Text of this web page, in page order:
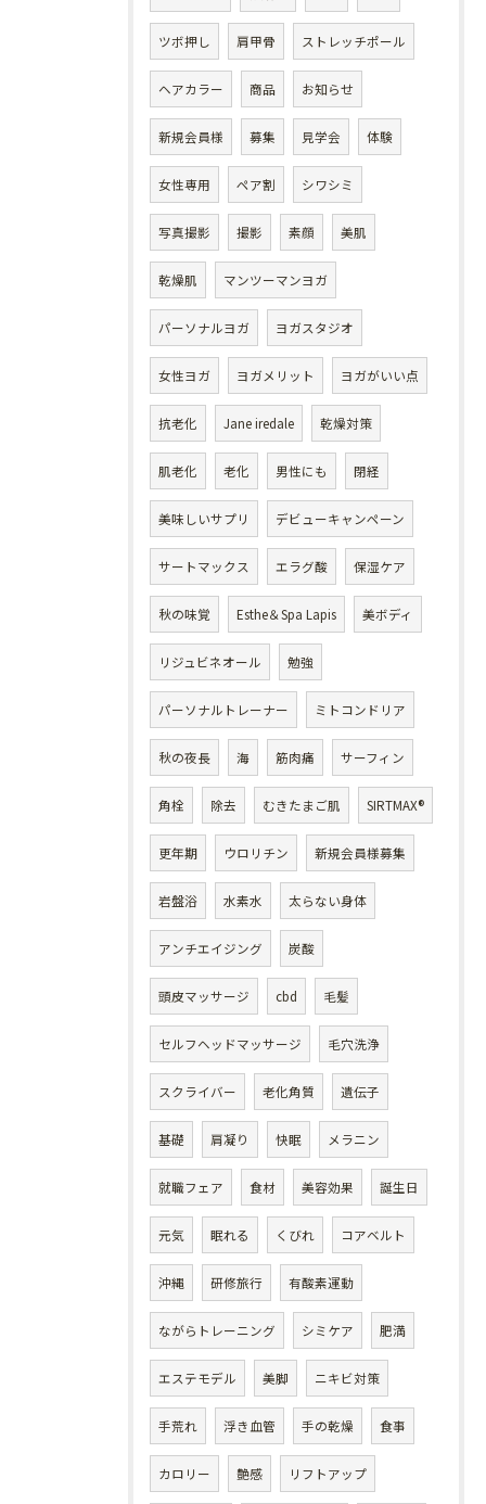
ツボ押し 肩甲骨 ストレッチポール
ヘアカラー 商品 お知らせ
新規会員様 募集 見学会 体験
女性専用 ペア割 シワシミ
写真撮影 撮影 素顔 美肌
乾燥肌 マンツーマンヨガ
パーソナルヨガ ヨガスタジオ
女性ヨガ ヨガメリット ヨガがいい点
抗老化 Jane iredale 乾燥対策
肌老化 老化 男性にも 閉経
美味しいサプリ デビューキャンペーン
サートマックス エラグ酸 保湿ケア
秋の味覚 Esthe＆Spa Lapis 美ボディ
リジュビネオール 勉強
パーソナルトレーナー ミトコンドリア
秋の夜長 海 筋肉痛 サーフィン
角栓 除去 むきたまご肌 SIRTMAX®
更年期 ウロリチン 新規会員様募集
岩盤浴 水素水 太らない身体
アンチエイジング 炭酸
頭皮マッサージ cbd 毛髪
セルフヘッドマッサージ 毛穴洗浄
スクライバー 老化角質 遺伝子
基礎 肩凝り 快眠 メラニン
就職フェア 食材 美容効果 誕生日
元気 眠れる くびれ コアベルト
沖縄 研修旅行 有酸素運動
ながらトレーニング シミケア 肥満
エステモデル 美脚 ニキビ対策
手荒れ 浮き血管 手の乾燥 食事
カロリー 艶感 リフトアップ